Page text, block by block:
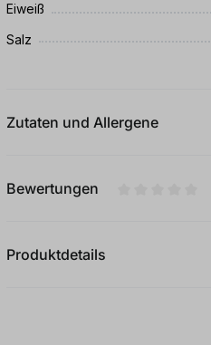
Eiweiß
Salz
Zutaten und Allergene
Bewertungen
Produktdetails